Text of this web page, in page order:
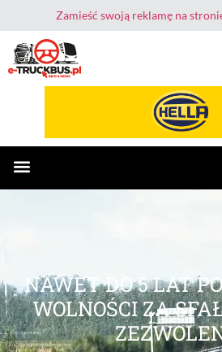
Zamieść swoją reklamę na
NAWET DO 5 LAT
WOLNOŚCI ZA